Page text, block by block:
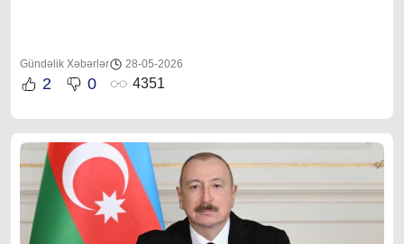
Gündəlik Xəbərlər 28-05-2026
2 0 4351